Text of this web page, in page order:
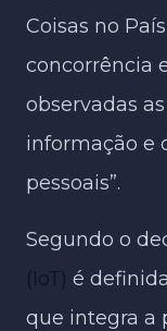
Coisas no
concorrência
observadas
informação e
pessoais”.
Segundo o
(IoT) é
que integra a